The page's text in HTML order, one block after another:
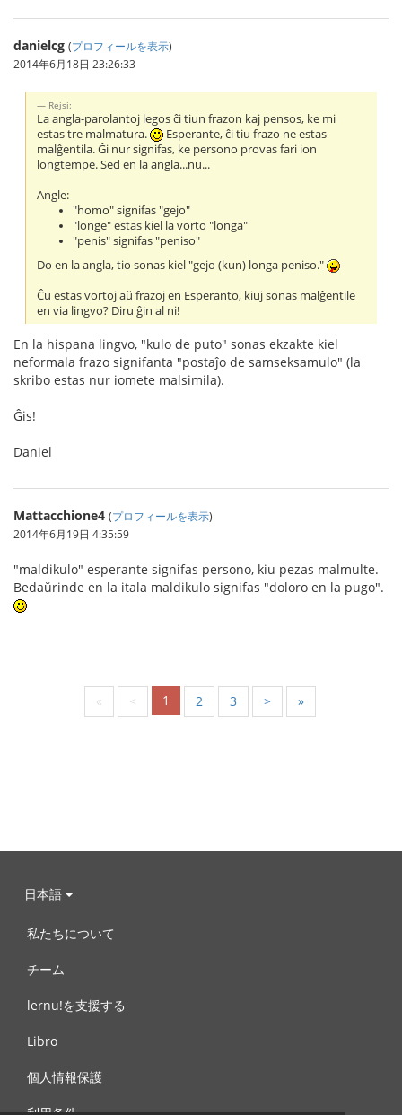
danielcg (プロフィールを表示)
2014年6月18日 23:26:33
Rejsi:
La angla-parolantoj legos ĉi tiun frazon kaj pensos, ke mi
estas tre malmatura.
Esperante, ĉi tiu frazo ne estas
malĝentila. Ĝi nur signifas, ke persono provas fari ion
longtempe. Sed en la angla...nu...
Angle:
"homo" signifas "gejo"
"longe" estas kiel la vorto "longa"
"penis" signifas "peniso"
Do en la angla, tio sonas kiel "gejo (kun) longa peniso."
Ĉu estas vortoj aŭ frazoj en Esperanto, kiuj sonas malĝentile
en via lingvo? Diru ĝin al ni!
En la hispana lingvo, "kulo de puto" sonas ekzakte kiel
neformala frazo signifanta "postaĵo de samseksamulo" (la
skribo estas nur iomete malsimila).
Ĝis!
Daniel
Mattacchione4 (プロフィールを表示)
2014年6月19日 4:35:59
"maldikulo" esperante signifas persono, kiu pezas malmulte.
Bedaŭrinde en la itala maldikulo signifas "doloro en la pugo".
« < 1 2 3 > »
日本語
私たちについて
チーム
lernu!を支援する
Libro
個人情報保護